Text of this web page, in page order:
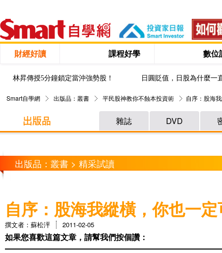
財經好讀 課程好學 數位
林昇傳授5分鐘鎖定當沖強勢股！ 日圓貶值，日股為什麼一
Smart自學網 出版品：叢書 平民股神教你不蝕本投資術 自序：股海
雜誌 DVD
出版品：叢書 > 精采試讀
自序：股海我縱橫，你也一
撰文者：蘇松泙 2011-02-05
如果您喜歡這篇文章，請幫我們按個讚：